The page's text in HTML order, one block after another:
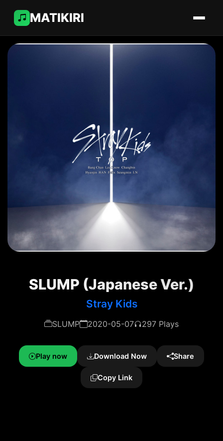
MATIKIRI
SLUMP (Japanese Ver.)
Stray Kids
SLUMP 2020-05-07 297 Plays
Play now Download Now Share
Copy Link